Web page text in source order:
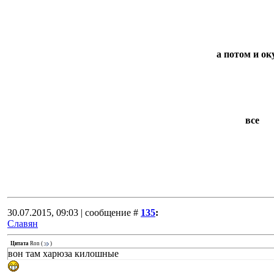
а потом и
все
30.07.2015, 09:03 | сообщение # 135:
Славян
Цитата Ron ( )
вон там харюза килошные